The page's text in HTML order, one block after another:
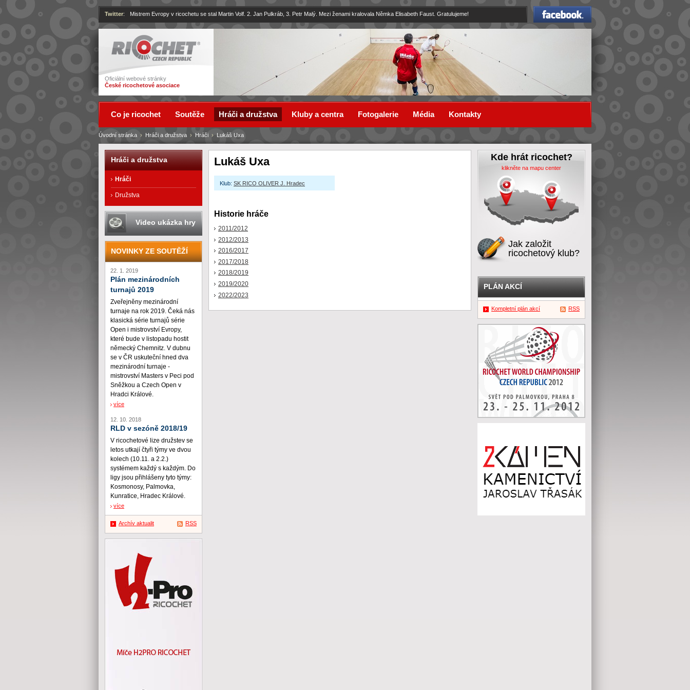
Ricochet
Oficiální webové stránky
České ricochetové asociace
Facebook
Twitter: Mistrem Evropy v ricochetu se stal Martin Volf. 2. Jan Pulkráb, 3. Petr Malý. Mezi ženami kralovala Němka Elisabeth Faust. Gratulujeme!
Lukáš Uxa
Klub: SK RICO OLIVER J. Hradec
Historie hráče
2011/2012
2012/2013
2016/2017
2017/2018
2018/2019
2019/2020
2022/2023
Úvodní stránka › Hráči a družstva › Hráči › Lukáš Uxa
Co je ricochet Soutěže Hráči a družstva Kluby a centra Fotogalerie Média Kontakty
Hráči a družstva
Hráči
Družstva
Video ukázka hry
NOVINKY ZE SOUTĚŽÍ
22. 1. 2019
Plán mezinárodních
turnajů 2019
Zveřejněny mezinárodní
turnaje na rok 2019. Čeká nás
klasická série turnajů série
Open i mistrovství Evropy,
které bude v listopadu hostit
německý Chemnitz. V dubnu
se v ČR uskuteční hned dva
mezinárodní turnaje -
mistrovství Masters v Peci pod
Sněžkou a Czech Open v
Hradci Králové.
více
12. 10. 2018
RLD v sezóně 2018/19
V ricochetové lize družstev se
letos utkají čtyři týmy ve dvou
kolech (10.11. a 2.2.)
systémem každý s každým. Do
ligy jsou přihlášeny tyto týmy:
Kosmonosy, Palmovka,
Kunratice, Hradec Králové.
více
Archív aktualit RSS
Kde hrát ricochet?
klikněte na mapu center
Jak založit
ricochetový klub?
PLÁN AKCÍ
Kompletní plán akcí RSS